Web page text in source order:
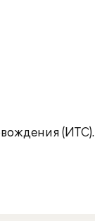
(ИТС).